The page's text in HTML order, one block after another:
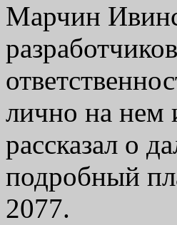
Марчин
лично на нем
рассказал о
подробный
2077.